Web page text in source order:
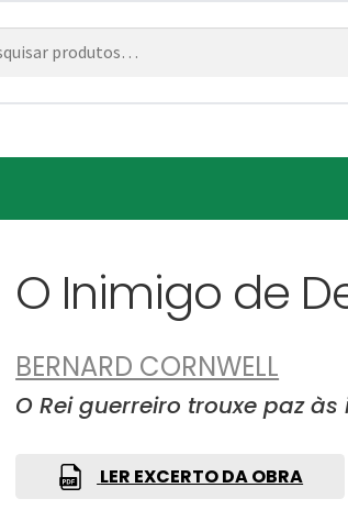
O Inimigo de
BERNARD CORNWELL
O Rei guerreiro trouxe paz
LER EXCERTO DA OBRA